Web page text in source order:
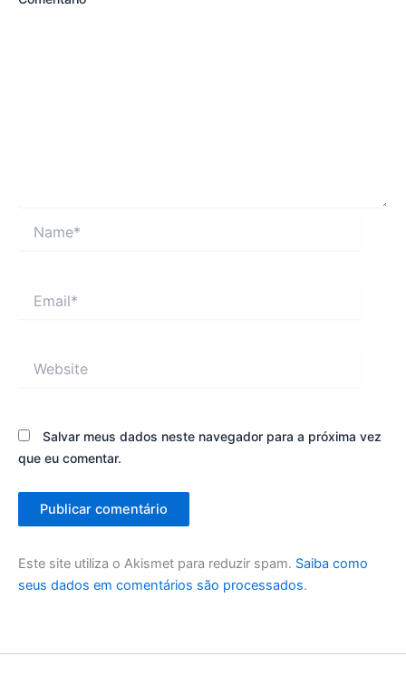
Salvar meus dados neste navegador para a próxima vez
que eu comentar.
Este site utiliza o Akismet para reduzir spam. Saiba como
seus dados em comentários são processados.